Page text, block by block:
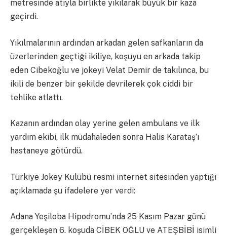
metresinde atıyla birlikte yıkılarak büyük bir kaza
geçirdi.
Yıkılmalarının ardından arkadan gelen safkanların da
üzerlerinden geçtiği ikiliye, koşuyu en arkada takip
eden Cibekoğlu ve jokeyi Velat Demir de takılınca, bu
ikili de benzer bir şekilde devrilerek çok ciddi bir
tehlike atlattı.
Kazanın ardından olay yerine gelen ambulans ve ilk
yardım ekibi, ilk müdahaleden sonra Halis Karataş’ı
hastaneye götürdü.
Türkiye Jokey Kulübü resmi internet sitesinden yaptığı
açıklamada şu ifadelere yer verdi:
Adana Yeşiloba Hipodromu’nda 25 Kasım Pazar günü
gerçekleşen 6. koşuda CİBEK OĞLU ve ATEŞBİBİ isimli